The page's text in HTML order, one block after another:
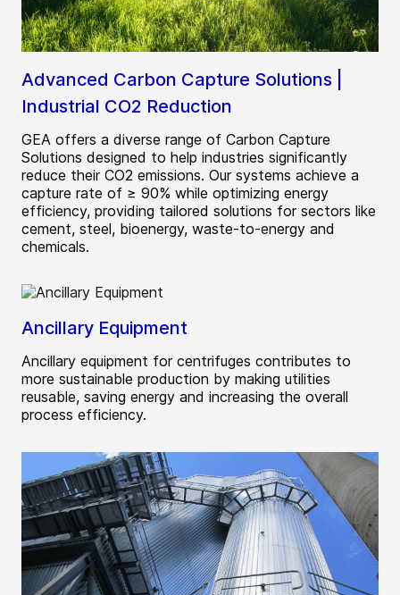
Advanced Carbon Capture Solutions |
Industrial CO2 Reduction
GEA offers a diverse range of Carbon Capture
Solutions designed to help industries significantly
reduce their CO2 emissions. Our systems achieve a
capture rate of ≥ 90% while optimizing energy
efficiency, providing tailored solutions for sectors like
cement, steel, bioenergy, waste-to-energy and
chemicals.
Ancillary Equipment
Ancillary equipment for centrifuges contributes to
more sustainable production by making utilities
reusable, saving energy and increasing the overall
process efficiency.